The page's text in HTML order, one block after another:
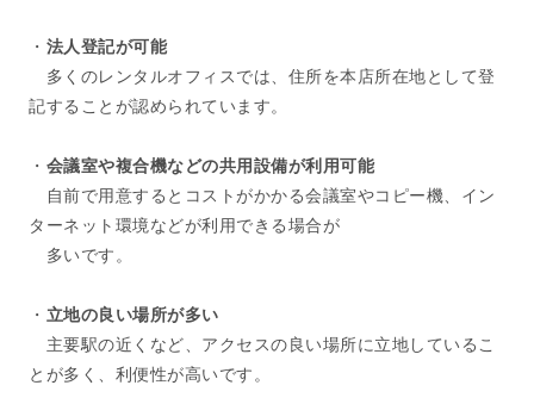
・ 法人登記が可能
多くのレンタルオフィスでは、住所を本店所在地として登
記することが認められています。
・ 会議室や複合機などの共用設備が利用可能
自前で用意するとコストがかかる会議室やコピー機、イン
ターネット環境などが利用できる場合が
多いです。
・ 立地の良い場所が多い
主要駅の近くなど、アクセスの良い場所に立地しているこ
とが多く、利便性が高いです。